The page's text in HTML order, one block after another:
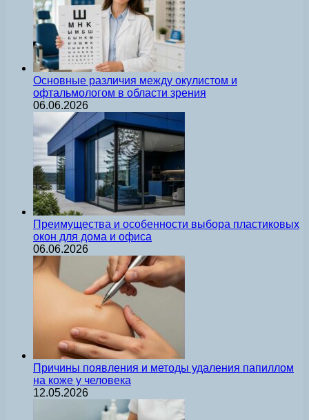
Основные различия между окулистом и
офтальмологом в области зрения
06.06.2026
Преимущества и особенности выбора пластиковых
окон для дома и офиса
06.06.2026
Причины появления и методы удаления папиллом
на коже у человека
12.05.2026